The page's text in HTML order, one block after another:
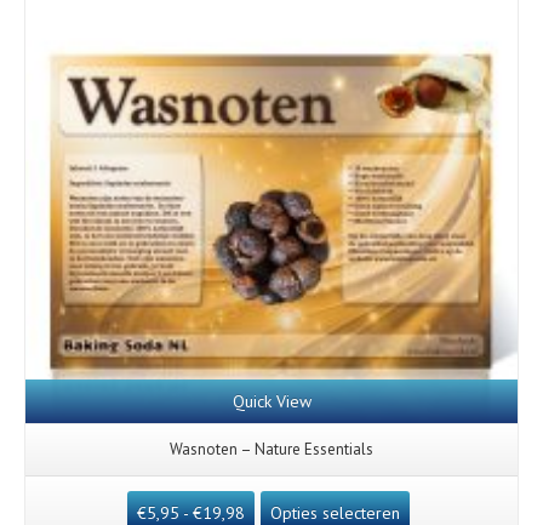
Quick View
Wasnoten – Nature Essentials
€5,95- €19,98 Opties selecteren